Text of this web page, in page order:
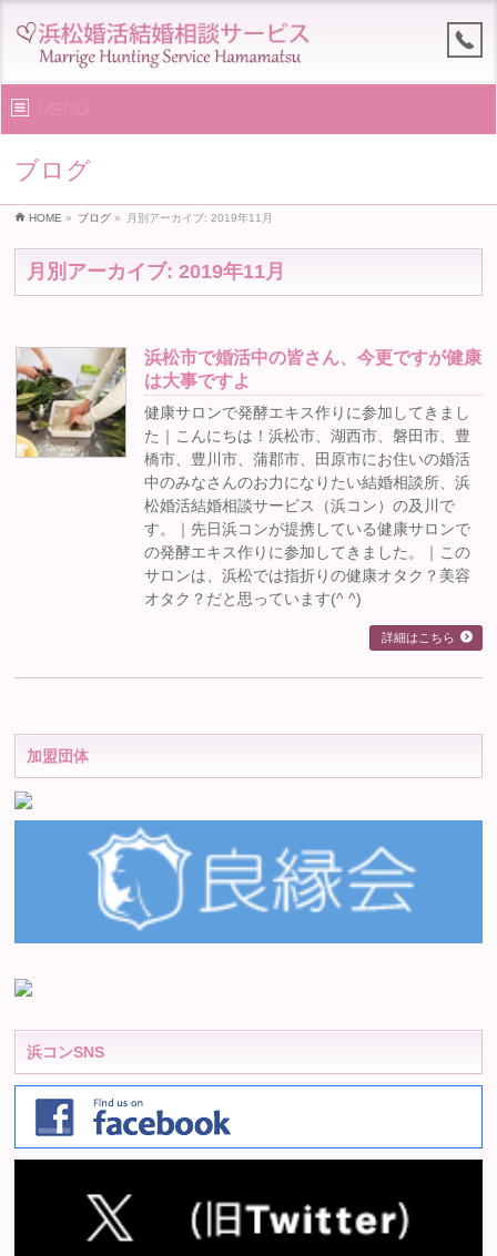
MENU
ブログ
HOME » ブログ » 月別アーカイブ: 2019年11月
月別アーカイブ: 2019年11月
浜松市で婚活中の皆さん、今更ですが健康
は大事ですよ
健康サロンで発酵エキス作りに参加してきまし
た｜こんにちは！浜松市、湖西市、磐田市、豊
橋市、豊川市、蒲郡市、田原市にお住いの婚活
中のみなさんのお力になりたい結婚相談所、浜
松婚活結婚相談サービス（浜コン）の及川で
す。｜先日浜コンが提携している健康サロンで
の発酵エキス作りに参加してきました。｜この
サロンは、浜松では指折りの健康オタク？美容
オタク？だと思っています(^ ^)
詳細はこちら
加盟団体
浜コンSNS